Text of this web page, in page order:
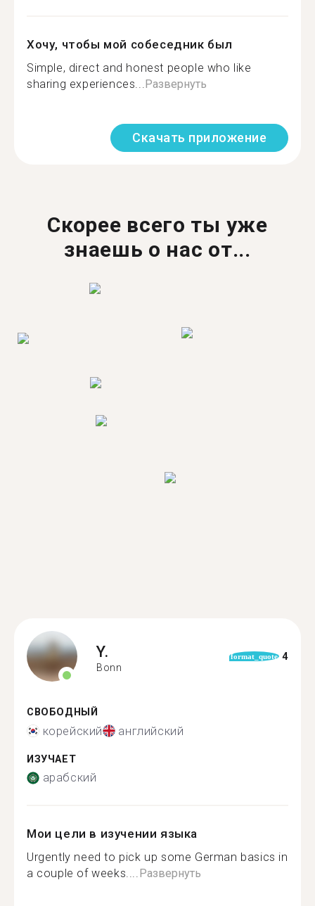
Хочу, чтобы мой собеседник был
Simple, direct and honest people who like
sharing experiences...Развернуть
Скачать приложение
Скорее всего ты уже
знаешь о нас от...
Y.
Bonn
format_quote 4
СВОБОДНЫЙ
корейский английский
ИЗУЧАЕТ
арабский
Мои цели в изучении языка
Urgently need to pick up some German basics in
a couple of weeks....Развернуть